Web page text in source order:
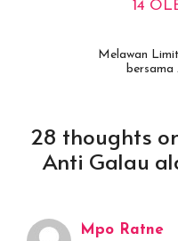
Melawan
bersama
28 thoughts
Anti Galau
Mpo Ratne